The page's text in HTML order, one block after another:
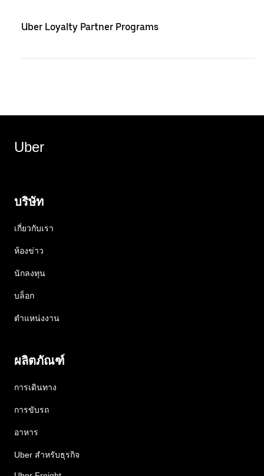
Uber Loyalty Partner Programs
Uber
บริษัท
เกี่ยวกับเรา
ห้องข่าว
นักลงทุน
บล็อก
ตำแหน่งงาน
ผลิตภัณฑ์
การเดินทาง
การขับรถ
อาหาร
Uber สำหรับธุรกิจ